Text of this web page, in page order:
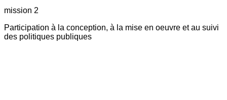
mission 2
Participation à la conception, à la mise en oeuvre et au suivi
des politiques publiques